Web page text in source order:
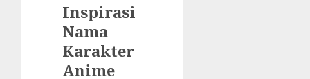
Inspirasi
Nama
Karakter
Anime